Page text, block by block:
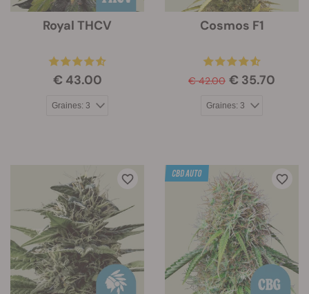
Royal THCV
€ 43.00
Cosmos F1
€ 42.00 € 35.70